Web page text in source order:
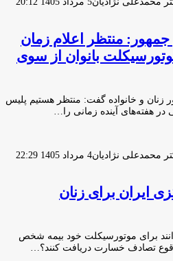
منتظر اعلام زمان
بانوان از سوی
زنان و خانواده گفت: منتظر هستیم پلیس
در هفته‌های آینده زمانی را…
محمدعلی نژادیان4 مرداد 1405 22:29
ایران برای زنان
برای موتورسیکلت خود بیمه شخص
تصادف خسارت دریافت کنند؟…